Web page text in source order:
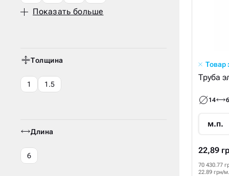
Показать больше
Толщина
1 1.5
Длина
6
Товар
Труба
14 6
м.п.
22,89
70 430.77
22.89 грн/